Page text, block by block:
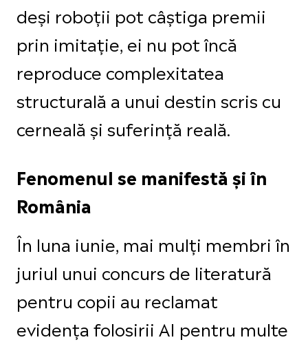
deși roboții pot câștiga premii
prin imitație, ei nu pot încă
reproduce complexitatea
structurală a unui destin scris cu
cerneală și suferință reală.
Fenomenul se manifestă și în
România
În luna iunie, mai mulți membri în
juriul unui concurs de literatură
pentru copii au reclamat
evidența folosirii AI pentru multe